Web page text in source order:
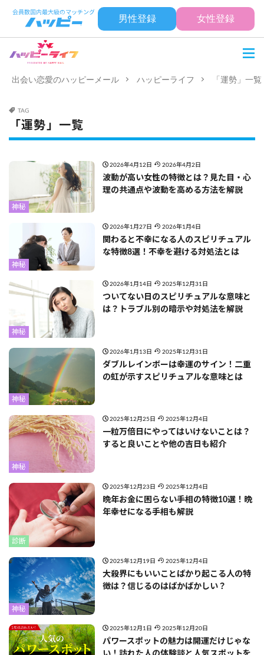
男性登録 女性登録
出会い恋愛のハッピーメール ハッピーライフ 「運勢」一覧
TAG
「運勢」一覧
神秘
2026年4月12日 2026年4月2日
波動が高い女性の特徴とは？見た目・心
理の共通点や波動を高める方法を解説
神秘
2026年1月27日 2026年1月4日
関わると不幸になる人のスピリチュアル
な特徴8選！不幸を避ける対処法とは
神秘
2026年1月14日 2025年12月31日
ついてない日のスピリチュアルな意味と
は？トラブル別の暗示や対処法を解説
神秘
2026年1月13日 2025年12月31日
ダブルレインボーは幸運のサイン！二重
の虹が示すスピリチュアルな意味とは
神秘
2025年12月25日 2025年12月4日
一粒万倍日にやってはいけないことは？
すると良いことや他の吉日も紹介
診断
2025年12月23日 2025年12月4日
晩年お金に困らない手相の特徴10選！晩
年幸せになる手相も解説
神秘
2025年12月19日 2025年12月4日
大殺界にもいいことばかり起こる人の特
徴は？信じるのはばかばかしい？
2025年12月1日 2025年12月20日
パワースポットの魅力は開運だけじゃな